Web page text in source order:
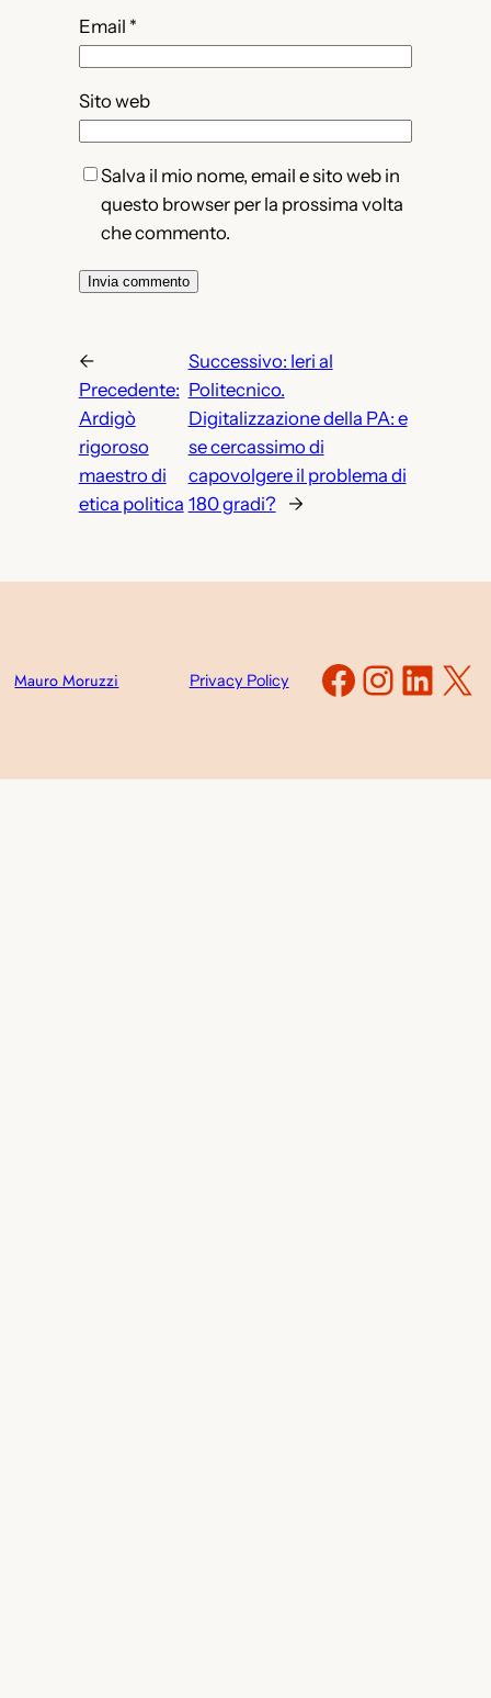
Email *
Sito web
Salva il mio nome, email e sito web in
questo browser per la prossima volta
che commento.
←
Precedente:
Ardigò
rigoroso
maestro di
etica politica
Successivo: Ieri al
Politecnico.
Digitalizzazione della PA: e
se cercassimo di
capovolgere il problema di
180 gradi?
→
Mauro Moruzzi Privacy Policy X